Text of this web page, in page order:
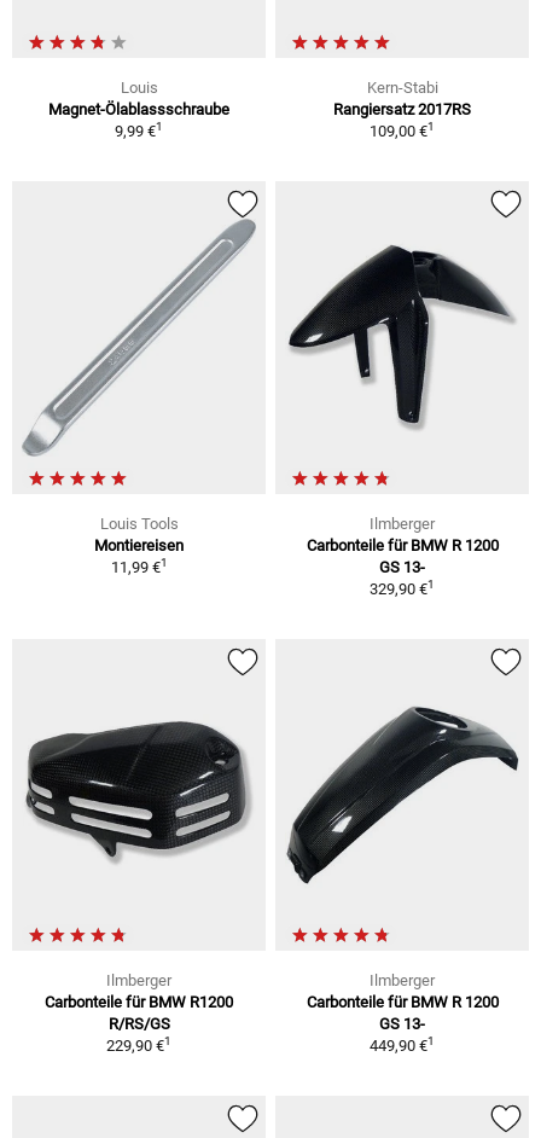
Louis
Magnet-Ölablassschraube
9,99 €1
Kern-Stabi
Rangiersatz 2017RS
109,00 €1
Louis Tools
Montiereisen
11,99 €1
Ilmberger
Carbonteile für BMW R 1200
GS 13-
329,90 €1
Ilmberger
Carbonteile für BMW R1200
R/RS/GS
229,90 €1
Ilmberger
Carbonteile für BMW R 1200
GS 13-
449,90 €1